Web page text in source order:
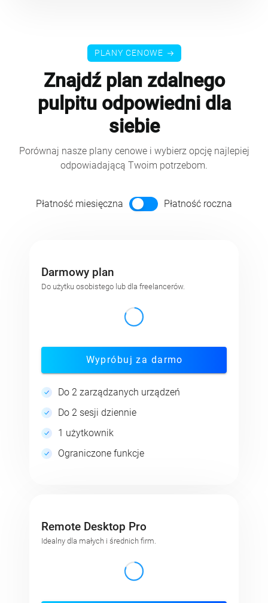
PLANY CENOWE
Znajdź plan zdalnego
pulpitu odpowiedni dla
siebie
Porównaj nasze plany cenowe i wybierz opcję najlepiej
odpowiadającą Twoim potrzebom.
Cykl płatności
Płatność miesięczna Płatność roczna
Darmowy plan
Do użytku osobistego lub dla freelancerów.
Wypróbuj za darmo
Do 2 zarządzanych urządzeń
Do 2 sesji dziennie
1 użytkownik
Ograniczone funkcje
Remote Desktop Pro
Idealny dla małych i średnich firm.